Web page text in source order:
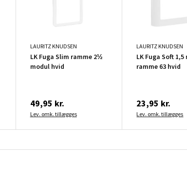
LAURITZ KNUDSEN
LK Fuga Slim ramme 2½
modul hvid
49,95 kr.
Lev. omk. tillægges
LAURITZ KNUDSEN
LK Fuga Soft 1,5
ramme 63 hvid
23,95 kr.
Lev. omk. tillægges